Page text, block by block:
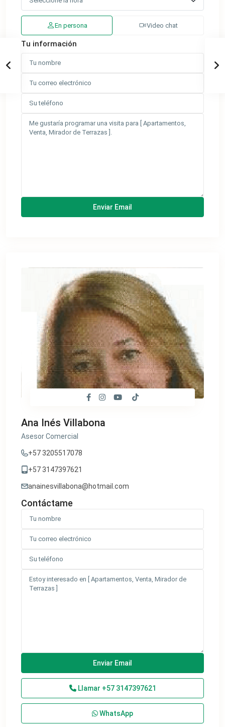
En persona Video chat
Tu información
Ana Inés Villabona
Asesor Comercial
+57 3205517078
+57 3147397621
anainesvillabona@hotmail.com
Contáctame
Llamar +57 3147397621
WhatsApp